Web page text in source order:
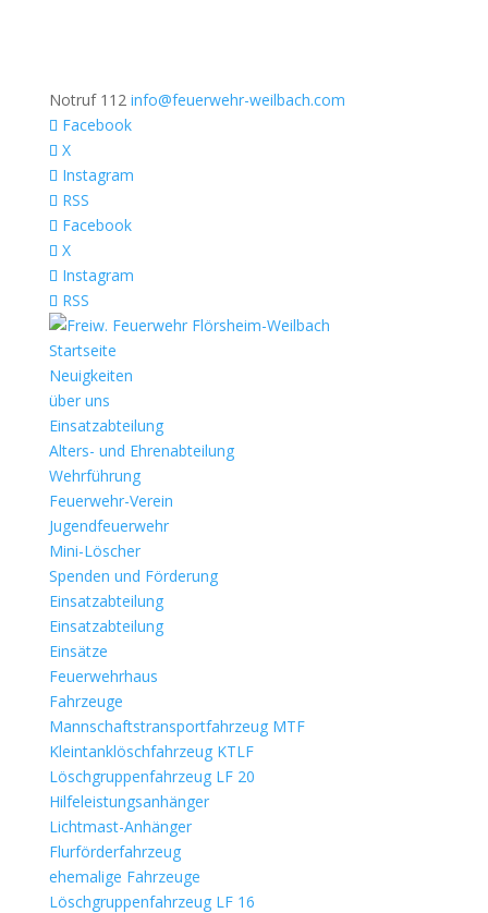
Notruf 112 info@feuerwehr-weilbach.com
Facebook
X
Instagram
RSS
Facebook
X
Instagram
RSS
Startseite
Neuigkeiten
über uns
Einsatzabteilung
Alters- und Ehrenabteilung
Wehrführung
Feuerwehr-Verein
Jugendfeuerwehr
Mini-Löscher
Spenden und Förderung
Einsatzabteilung
Einsatzabteilung
Einsätze
Feuerwehrhaus
Fahrzeuge
Mannschaftstransportfahrzeug MTF
Kleintanklöschfahrzeug KTLF
Löschgruppenfahrzeug LF 20
Hilfeleistungsanhänger
Lichtmast-Anhänger
Flurförderfahrzeug
ehemalige Fahrzeuge
Löschgruppenfahrzeug LF 16